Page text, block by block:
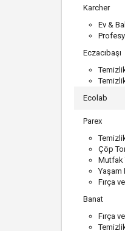
Karcher
Ev &
Eczacıbaşı
Ecolab
Parex
Çöp
Mutfak
Yaşam
Fırça
Banat
Fırça